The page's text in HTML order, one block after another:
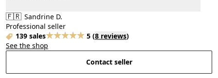
🇫🇷 Sandrine D.
Professional seller
139 sales
5 (8 reviews)
See the shop
Contact seller